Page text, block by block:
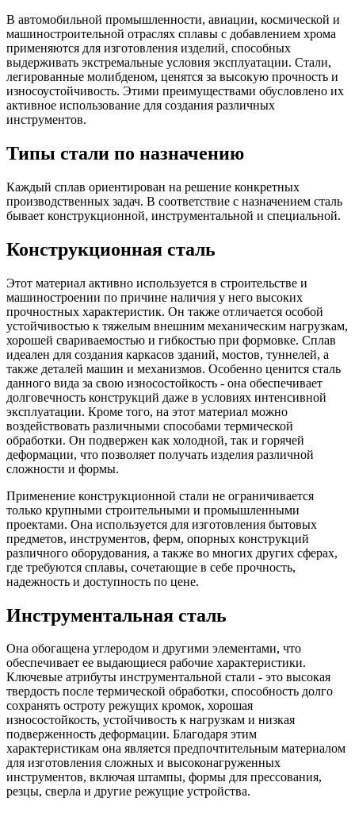
В автомобильной промышленности, авиации, космической и
машиностроительной отраслях сплавы с добавлением хрома
применяются для изготовления изделий, способных
выдерживать экстремальные условия эксплуатации. Стали,
легированные молибденом, ценятся за высокую прочность и
износоустойчивость. Этими преимуществами обусловлено их
активное использование для создания различных
инструментов.
Типы стали по назначению
Каждый сплав ориентирован на решение конкретных
производственных задач. В соответствие с назначением сталь
бывает конструкционной, инструментальной и специальной.
Конструкционная сталь
Этот материал активно используется в строительстве и
машиностроении по причине наличия у него высоких
прочностных характеристик. Он также отличается особой
устойчивостью к тяжелым внешним механическим нагрузкам,
хорошей свариваемостью и гибкостью при формовке. Сплав
идеален для создания каркасов зданий, мостов, туннелей, а
также деталей машин и механизмов. Особенно ценится сталь
данного вида за свою износостойкость - она обеспечивает
долговечность конструкций даже в условиях интенсивной
эксплуатации. Кроме того, на этот материал можно
воздействовать различными способами термической
обработки. Он подвержен как холодной, так и горячей
деформации, что позволяет получать изделия различной
сложности и формы.
Применение конструкционной стали не ограничивается
только крупными строительными и промышленными
проектами. Она используется для изготовления бытовых
предметов, инструментов, ферм, опорных конструкций
различного оборудования, а также во многих других сферах,
где требуются сплавы, сочетающие в себе прочность,
надежность и доступность по цене.
Инструментальная сталь
Она обогащена углеродом и другими элементами, что
обеспечивает ее выдающиеся рабочие характеристики.
Ключевые атрибуты инструментальной стали - это высокая
твердость после термической обработки, способность долго
сохранять остроту режущих кромок, хорошая
износостойкость, устойчивость к нагрузкам и низкая
подверженность деформации. Благодаря этим
характеристикам она является предпочтительным материалом
для изготовления сложных и высоконагруженных
инструментов, включая штампы, формы для прессования,
резцы, сверла и другие режущие устройства.